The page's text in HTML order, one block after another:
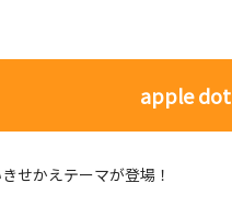
apple dot
せかえテーマが登場！